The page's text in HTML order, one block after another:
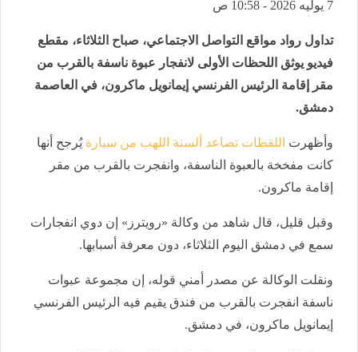
7 يوليه 2026 - 10:58 ص
تداول رواد مواقع التواصل الاجتماعي، صباح الثلاثاء، مقطع
فيديو يوثق اللحظات الأولى لانفجار عبوة ناسفة بالقرب من
مقر إقامة الرئيس الفرنسي إيمانويل ماكرون، في العاصمة
دمشق.
وأظهرت اللقطات تصاعد ألسنة اللهب من سيارة يُرجح أنها
كانت مفخخة بالعبوة الناسفة، وانفجرت بالقرب من مقر
إقامة ماكرون.
وقبل قليل، قال شاهد ‌من وكالة «رويترز» إن دوي ⁠انفجارات
سمع في دمشق اليوم الثلاثاء، دون معرفة أسبابها.
ونقلت الوكالة عن مصدر أمني قوله، إن مجموعة عبوات
ناسفة انفجرت بالقرب من فندق يقيم فيه الرئيس الفرنسي
إيمانويل ماكرون، في دمشق.